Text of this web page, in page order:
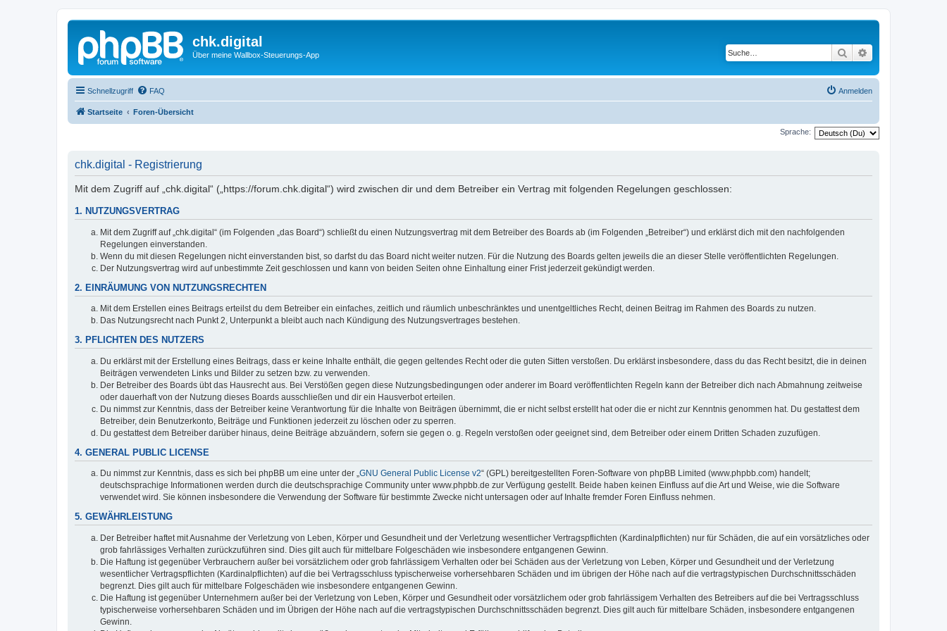
chk.digital
Über meine Wallbox-Steuerungs-App Suche
Schnellzugriff FAQ Anmelden
Startseite Foren-Übersicht
Sprache:
chk.digital - Registrierung
Mit dem Zugriff auf „chk.digital“ („https://forum.chk.digital“) wird zwischen dir und dem Betreiber ein Vertrag mit folgenden Regelungen geschlossen:
1. NUTZUNGSVERTRAG
Mit dem Zugriff auf „chk.digital“ (im Folgenden „das Board“) schließt du einen Nutzungsvertrag mit dem Betreiber des Boards ab (im Folgenden „Betreiber“) und erklärst dich mit den nachfolgenden
Regelungen einverstanden.
Wenn du mit diesen Regelungen nicht einverstanden bist, so darfst du das Board nicht weiter nutzen. Für die Nutzung des Boards gelten jeweils die an dieser Stelle veröffentlichten Regelungen.
Der Nutzungsvertrag wird auf unbestimmte Zeit geschlossen und kann von beiden Seiten ohne Einhaltung einer Frist jederzeit gekündigt werden.
2. EINRÄUMUNG VON NUTZUNGSRECHTEN
Mit dem Erstellen eines Beitrags erteilst du dem Betreiber ein einfaches, zeitlich und räumlich unbeschränktes und unentgeltliches Recht, deinen Beitrag im Rahmen des Boards zu nutzen.
Das Nutzungsrecht nach Punkt 2, Unterpunkt a bleibt auch nach Kündigung des Nutzungsvertrages bestehen.
3. PFLICHTEN DES NUTZERS
Du erklärst mit der Erstellung eines Beitrags, dass er keine Inhalte enthält, die gegen geltendes Recht oder die guten Sitten verstoßen. Du erklärst insbesondere, dass du das Recht besitzt, die in deinen
Beiträgen verwendeten Links und Bilder zu setzen bzw. zu verwenden.
Der Betreiber des Boards übt das Hausrecht aus. Bei Verstößen gegen diese Nutzungsbedingungen oder anderer im Board veröffentlichten Regeln kann der Betreiber dich nach Abmahnung zeitweise
oder dauerhaft von der Nutzung dieses Boards ausschließen und dir ein Hausverbot erteilen.
Du nimmst zur Kenntnis, dass der Betreiber keine Verantwortung für die Inhalte von Beiträgen übernimmt, die er nicht selbst erstellt hat oder die er nicht zur Kenntnis genommen hat. Du gestattest dem
Betreiber, dein Benutzerkonto, Beiträge und Funktionen jederzeit zu löschen oder zu sperren.
Du gestattest dem Betreiber darüber hinaus, deine Beiträge abzuändern, sofern sie gegen o. g. Regeln verstoßen oder geeignet sind, dem Betreiber oder einem Dritten Schaden zuzufügen.
4. GENERAL PUBLIC LICENSE
Du nimmst zur Kenntnis, dass es sich bei phpBB um eine unter der „GNU General Public License v2“ (GPL) bereitgestellten Foren-Software von phpBB Limited (www.phpbb.com) handelt;
deutschsprachige Informationen werden durch die deutschsprachige Community unter www.phpbb.de zur Verfügung gestellt. Beide haben keinen Einfluss auf die Art und Weise, wie die Software
verwendet wird. Sie können insbesondere die Verwendung der Software für bestimmte Zwecke nicht untersagen oder auf Inhalte fremder Foren Einfluss nehmen.
5. GEWÄHRLEISTUNG
Der Betreiber haftet mit Ausnahme der Verletzung von Leben, Körper und Gesundheit und der Verletzung wesentlicher Vertragspflichten (Kardinalpflichten) nur für Schäden, die auf ein vorsätzliches oder
grob fahrlässiges Verhalten zurückzuführen sind. Dies gilt auch für mittelbare Folgeschäden wie insbesondere entgangenen Gewinn.
Die Haftung ist gegenüber Verbrauchern außer bei vorsätzlichem oder grob fahrlässigem Verhalten oder bei Schäden aus der Verletzung von Leben, Körper und Gesundheit und der Verletzung
wesentlicher Vertragspflichten (Kardinalpflichten) auf die bei Vertragsschluss typischerweise vorhersehbaren Schäden und im übrigen der Höhe nach auf die vertragstypischen Durchschnittsschäden
begrenzt. Dies gilt auch für mittelbare Folgeschäden wie insbesondere entgangenen Gewinn.
Die Haftung ist gegenüber Unternehmern außer bei der Verletzung von Leben, Körper und Gesundheit oder vorsätzlichem oder grob fahrlässigem Verhalten des Betreibers auf die bei Vertragsschluss
typischerweise vorhersehbaren Schäden und im Übrigen der Höhe nach auf die vertragstypischen Durchschnittsschäden begrenzt. Dies gilt auch für mittelbare Schäden, insbesondere entgangenen
Gewinn.